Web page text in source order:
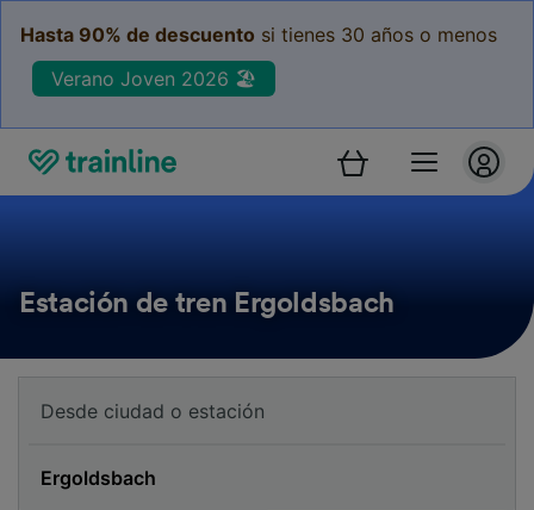
Hasta 90% de descuento si tienes 30 años o menos
Verano Joven 2026 🏖️
Estación de tren Ergoldsbach